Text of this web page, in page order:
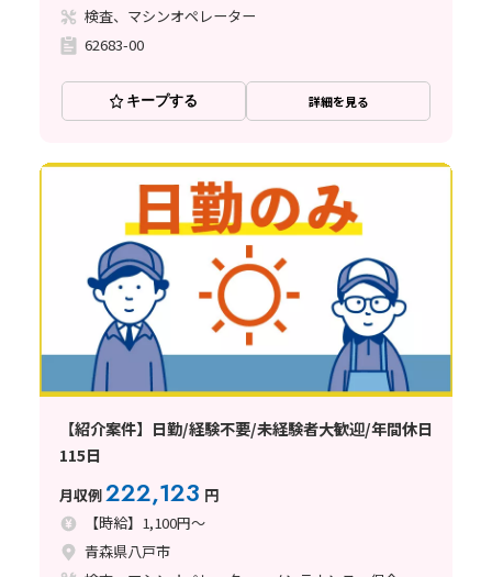
検査、マシンオペレーター
62683-00
キープする 詳細を見る
【紹介案件】日勤/経験不要/未経験者大歓迎/年間休日
115日
月収例222,123 円
【時給】1,100円～
青森県八戸市